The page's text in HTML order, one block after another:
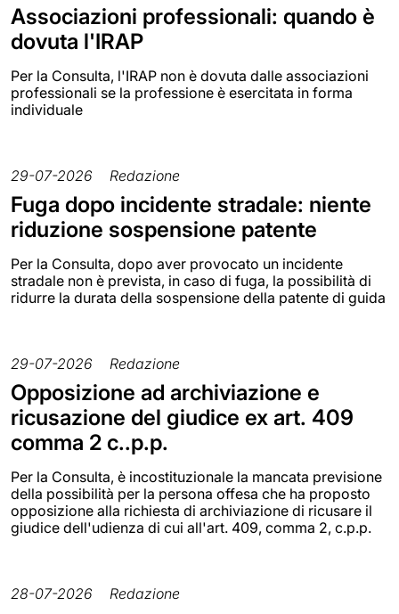
Associazioni professionali: quando è
dovuta l'IRAP
Per la Consulta, l'IRAP non è dovuta dalle associazioni
professionali se la professione è esercitata in forma
individuale
29-07-2026 Redazione
Fuga dopo incidente stradale: niente
riduzione sospensione patente
Per la Consulta, dopo aver provocato un incidente
stradale non è prevista, in caso di fuga, la possibilità di
ridurre la durata della sospensione della patente di guida
29-07-2026 Redazione
Opposizione ad archiviazione e
ricusazione del giudice ex art. 409
comma 2 c..p.p.
Per la Consulta, è incostituzionale la mancata previsione
della possibilità per la persona offesa che ha proposto
opposizione alla richiesta di archiviazione di ricusare il
giudice dell'udienza di cui all'art. 409, comma 2, c.p.p.
28-07-2026 Redazione